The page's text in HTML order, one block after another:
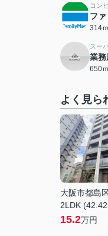
コン
フ
314
スー
業務
650
よく見ら
大阪市都島
2LDK
15.2万円